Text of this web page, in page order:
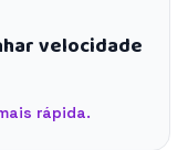
velocidade
rápida.